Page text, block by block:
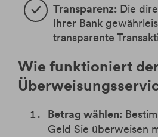
Transparenz: Die
Ihrer Bank
transparente
Wie funktioniert
Betrag wählen:
Geld Sie überweisen